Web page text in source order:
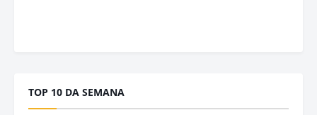
TOP 10 DA SEMANA